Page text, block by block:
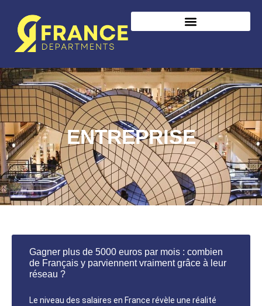
ENTREPRISE
Gagner plus de 5000 euros par mois : combien
de Français y parviennent vraiment grâce à leur
réseau ?
Le niveau des salaires en France révèle une réalité